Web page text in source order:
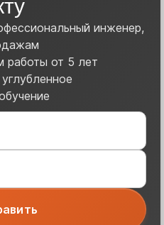
инженер,
работы от 5 лет